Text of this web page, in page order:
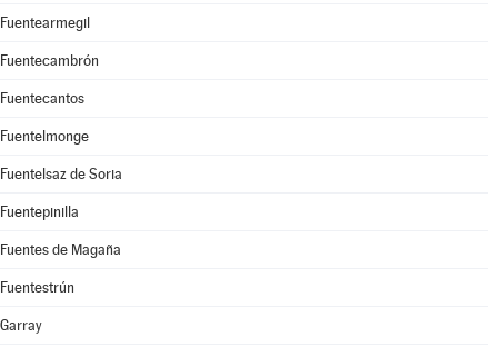
Fuentearmegil
Fuentecambrón
Fuentecantos
Fuentelmonge
Fuentelsaz de Soria
Fuentepinilla
Fuentes de Magaña
Fuentestrún
Garray